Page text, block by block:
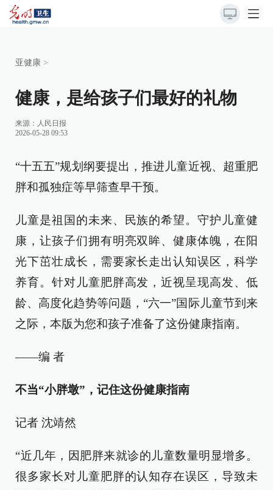
亚健康 >
健康，是给孩子们最好的礼物
来源： 人民日报
2026-05-28 09:53
“十五五”规划纲要提出，推进儿童近视、超重肥
胖和孤独症等早筛查早干预。
儿童是祖国的未来、民族的希望。守护儿童健
康，让孩子们拥有明亮双眸、健康体魄，在阳
光下茁壮成长，需要家长走出认知误区，科学
养育。针对儿童肥胖高发，近视呈现高发、低
龄、高度化趋势等问题，“六一”国际儿童节到来
之际，本版为您和孩子准备了这份健康指南。
——编 者
不当“小胖墩”，记住这份健康指南
记者 沈靖然
“近几年，因肥胖来就诊的儿童数量明显增多。
很多家长对儿童肥胖的认知存在误区，导致未